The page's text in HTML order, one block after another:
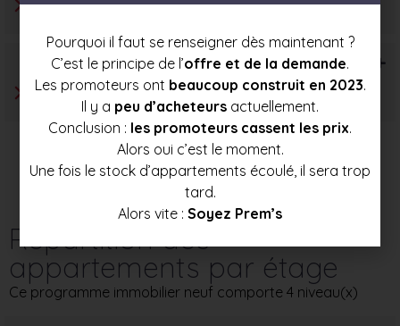
T6+
Répartition des
appartements par étage
Ce programme immobilier neuf comporte 4 niveau(x)
Pourquoi il faut se renseigner dès maintenant ?
C’est le principe de l’offre et de la demande.
Les promoteurs ont beaucoup construit en 2023.
Il y a peu d’acheteurs actuellement.
Conclusion : les promoteurs cassent les prix.
Alors oui c’est le moment.
Une fois le stock d’appartements écoulé, il sera trop
tard.
Alors vite : Soyez Prem’s